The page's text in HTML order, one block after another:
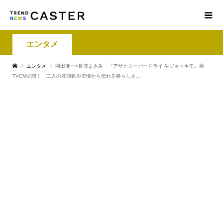
エンタメ
エンタメ
岡田准一×長澤まさみ 『アサヒスーパードライ 生ジョッキ缶』新
TVCM公開！ 二人の雰囲気や表情から伝わる春らしさ…